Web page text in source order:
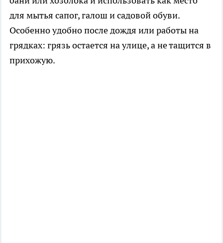
для мытья сапог, галош и садовой обуви.
Особенно удобно после дождя или работы на
грядках: грязь остается на улице, а не тащится в
прихожую.